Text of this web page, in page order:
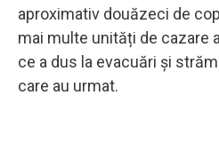
aproximativ douăzeci de
mai multe unități de cazare
ce a dus la evacuări și
care au urmat.